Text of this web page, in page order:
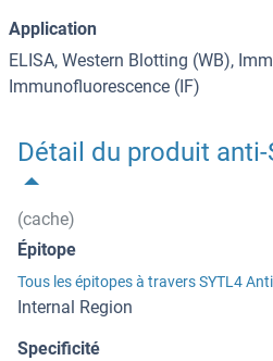
Application
ELISA, Western Blotting (WB),
Immunofluorescence (IF)
Détail du produit
(cache)
Épitope
Tous les épitopes à travers SYTL4
Internal Region
Specificité